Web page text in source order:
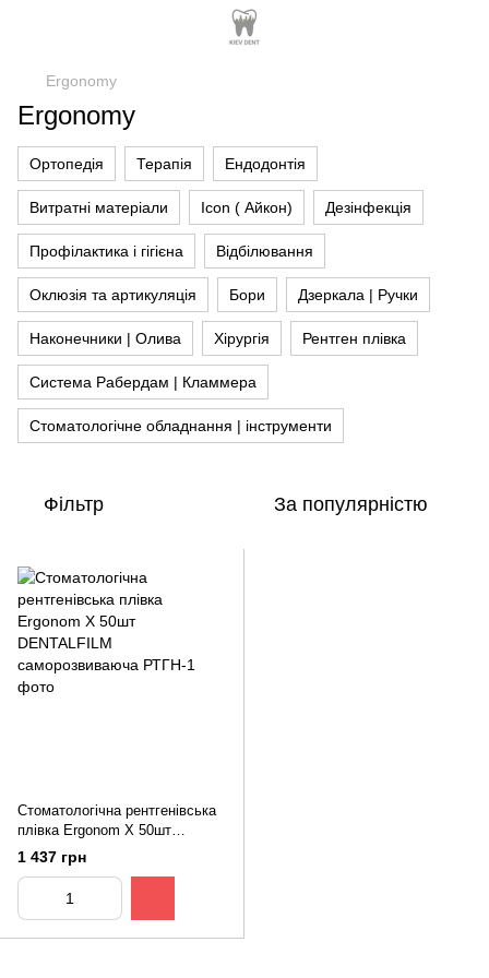
Ergonomy
Ergonomy
Ортопедія Терапія Ендодонтія
Витратні матеріали Icon ( Айкон) Дезінфекція
Профілактика і гігієна Відбілювання
Оклюзія та артикуляція Бори Дзеркала | Ручки
Наконечники | Олива Хірургія Рентген плівка
Система Рабердам | Кламмера
Стоматологічне обладнання | інструменти
Фільтр За популярністю
Стоматологічна рентгенівська
плівка Ergonom X 50шт
DENTALFILM саморозвиваюча
1 437 грн